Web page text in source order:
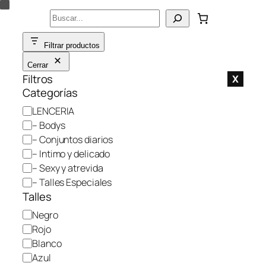
Saltar
contenido
Buscar
Filtrar productos
Cerrar
Filtros X
Categorías
C
a
t
e
g
o
r
a
LENCERIA
– Bodys
– Conjuntos diarios
– Intimo y delicado
– Sexy y atrevida
– Talles Especiales
Talles
C
o
l
o
Negro
Rojo
Blanco
Azul